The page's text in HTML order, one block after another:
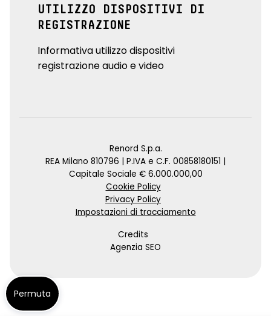
UTILIZZO DISPOSITIVI DI
REGISTRAZIONE
Informativa utilizzo dispositivi
registrazione audio e video
Renord S.p.a.
REA Milano 810796 | P.IVA e C.F. 00858180151 |
Capitale Sociale € 6.000.000,00
Cookie Policy
Privacy Policy
Impostazioni di tracciamento
Credits
Agenzia SEO
Permuta